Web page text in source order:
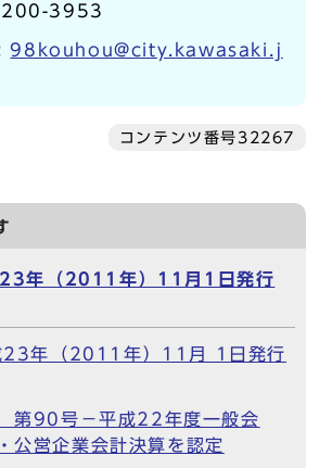
200-3953
:98kouhou@city.kawasaki.j
コンテンツ番号32267
年（2011年）11月1日発行
年（2011年）11月 1日発行
第90号－平成22年度一般会
公営企業会計決算を認定